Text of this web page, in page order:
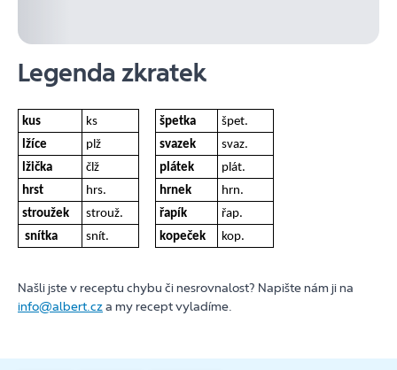
Legenda zkratek
kus ks špetka
špet.
lžíce
plž svazek
svaz.
lžička
člž plátek
plát.
hrst
hrs. hrnek
hrn.
stroužek
strouž. řapík
řap.
snítka
snít. kopeček kop.
Našli jste v receptu chybu či nesrovnalost? Napište nám ji na
info@albert.cza my recept vyladíme.